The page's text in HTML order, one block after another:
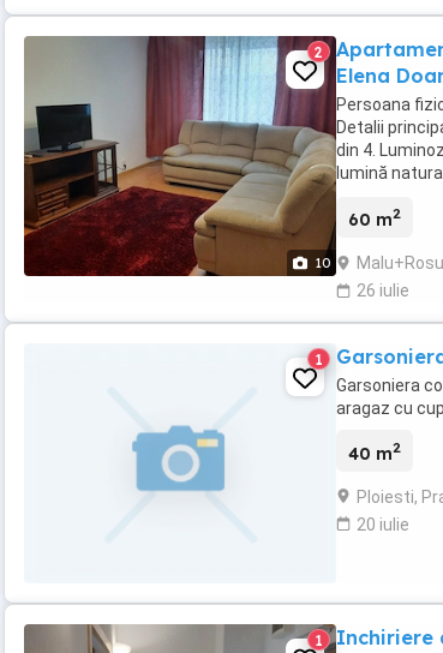
10
2
Elena
Persoana
Detalii
din 4.
lumină
60 m2
26 iulie
1
Garsoniera
aragaz cu
40 m2
Ploiesti,
20 iulie
1 Inchiriere